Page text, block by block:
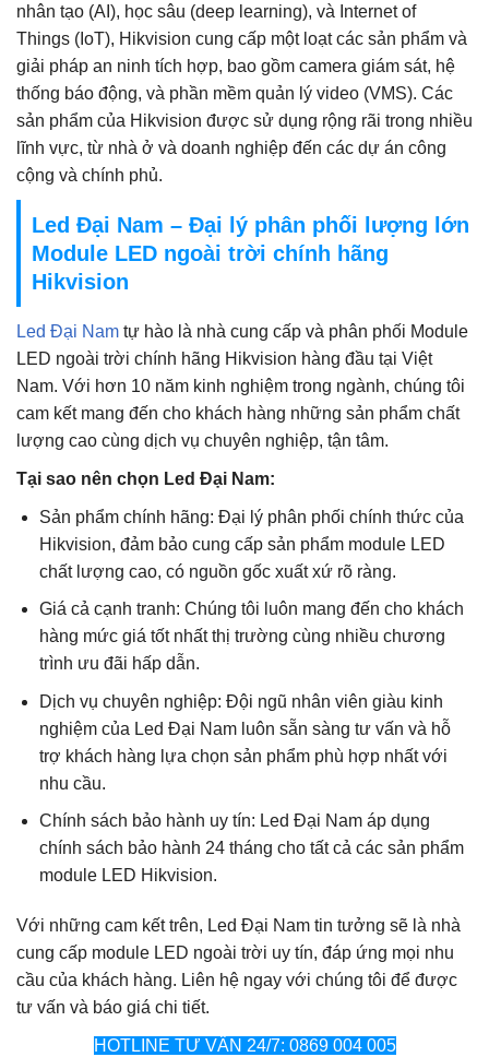
nhân tạo (AI), học sâu (deep learning), và Internet of
Things (IoT), Hikvision cung cấp một loạt các sản phẩm và
giải pháp an ninh tích hợp, bao gồm camera giám sát, hệ
thống báo động, và phần mềm quản lý video (VMS). Các
sản phẩm của Hikvision được sử dụng rộng rãi trong nhiều
lĩnh vực, từ nhà ở và doanh nghiệp đến các dự án công
cộng và chính phủ.
Led Đại Nam – Đại lý phân phối lượng lớn
Module LED ngoài trời chính hãng
Hikvision
Led Đại Nam tự hào là nhà cung cấp và phân phối Module
LED ngoài trời chính hãng Hikvision hàng đầu tại Việt
Nam. Với hơn 10 năm kinh nghiệm trong ngành, chúng tôi
cam kết mang đến cho khách hàng những sản phẩm chất
lượng cao cùng dịch vụ chuyên nghiệp, tận tâm.
Tại sao nên chọn Led Đại Nam:
Sản phẩm chính hãng: Đại lý phân phối chính thức của
Hikvision, đảm bảo cung cấp sản phẩm module LED
chất lượng cao, có nguồn gốc xuất xứ rõ ràng.
Giá cả cạnh tranh: Chúng tôi luôn mang đến cho khách
hàng mức giá tốt nhất thị trường cùng nhiều chương
trình ưu đãi hấp dẫn.
Dịch vụ chuyên nghiệp: Đội ngũ nhân viên giàu kinh
nghiệm của Led Đại Nam luôn sẵn sàng tư vấn và hỗ
trợ khách hàng lựa chọn sản phẩm phù hợp nhất với
nhu cầu.
Chính sách bảo hành uy tín: Led Đại Nam áp dụng
chính sách bảo hành 24 tháng cho tất cả các sản phẩm
module LED Hikvision.
Với những cam kết trên, Led Đại Nam tin tưởng sẽ là nhà
cung cấp module LED ngoài trời uy tín, đáp ứng mọi nhu
cầu của khách hàng. Liên hệ ngay với chúng tôi để được
tư vấn và báo giá chi tiết.
HOTLINE TƯ VẤN 24/7: 0869 004 005